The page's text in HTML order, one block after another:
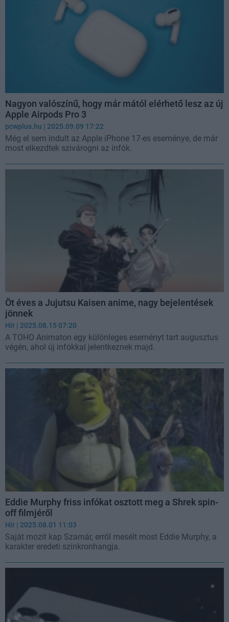
Nagyon valószínű, hogy már mától elérhető lesz az új
Apple Airpods Pro 3
pcwplus.hu | 2025.09.09 17:22
Még el sem indult az Apple iPhone 17-es eseménye, de már
most elkezdtek szivárogni az infók.
Öt éves a Jujutsu Kaisen anime, nagy bejelentések
jönnek
Hír | 2025.08.15 07:20
A TOHO Animaton egy különleges eseményt tart augusztus
végén, ahol új infókkal jelentkeznek majd.
Eddie Murphy friss infókat osztott meg a Shrek spin-
off filmjéről
Hír | 2025.08.01 11:03
Saját mozit kap Szamár, erről mesélt most Eddie Murphy, a
karakter eredeti szinkronhangja.